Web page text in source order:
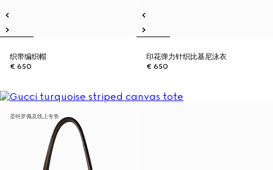
织带编织帽
€ 650
印花弹力针织比基尼泳衣
€ 650
圣特罗佩及线上专售